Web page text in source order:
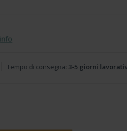
info
Tempo di consegna: 3-5 giorni